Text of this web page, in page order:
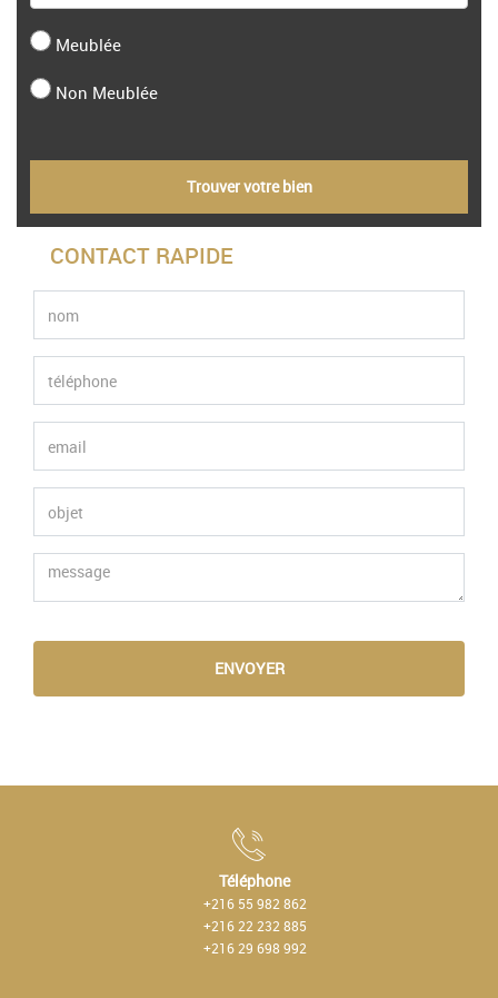
Meublée
Non Meublée
Trouver votre bien
CONTACT RAPIDE
ENVOYER
Téléphone
+216 55 982 862
+216 22 232 885
+216 29 698 992